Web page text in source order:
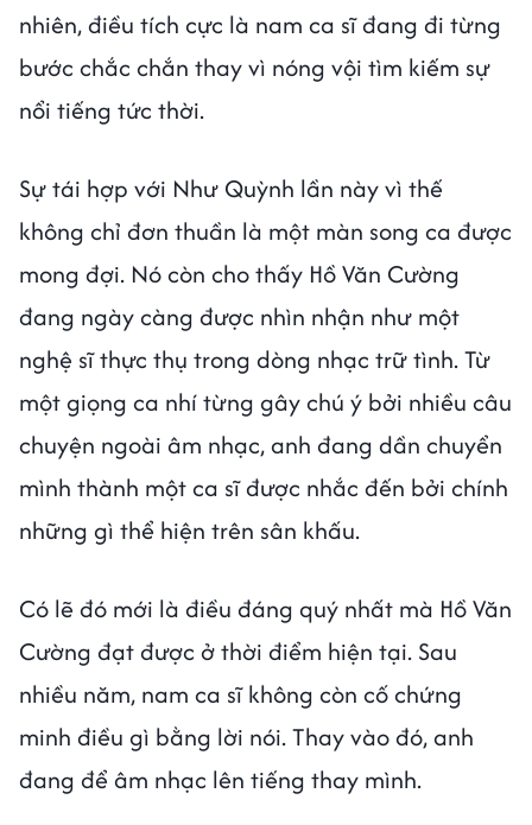
nhiên, điều tích cực là nam ca sĩ đang đi từng
bước chắc chắn thay vì nóng vội tìm kiếm sự
nổi tiếng tức thời.
Sự tái hợp với Như Quỳnh lần này vì thế
không chỉ đơn thuần là một màn song ca được
mong đợi. Nó còn cho thấy Hồ Văn Cường
đang ngày càng được nhìn nhận như một
nghệ sĩ thực thụ trong dòng nhạc trữ tình. Từ
một giọng ca nhí từng gây chú ý bởi nhiều câu
chuyện ngoài âm nhạc, anh đang dần chuyển
mình thành một ca sĩ được nhắc đến bởi chính
những gì thể hiện trên sân khấu.
Có lẽ đó mới là điều đáng quý nhất mà Hồ Văn
Cường đạt được ở thời điểm hiện tại. Sau
nhiều năm, nam ca sĩ không còn cố chứng
minh điều gì bằng lời nói. Thay vào đó, anh
đang để âm nhạc lên tiếng thay mình.